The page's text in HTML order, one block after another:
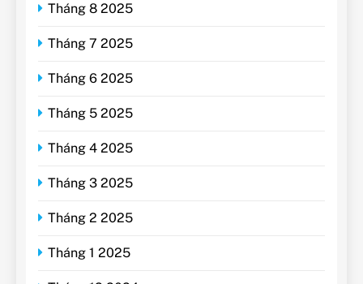
Tháng 8 2025
Tháng 7 2025
Tháng 6 2025
Tháng 5 2025
Tháng 4 2025
Tháng 3 2025
Tháng 2 2025
Tháng 1 2025